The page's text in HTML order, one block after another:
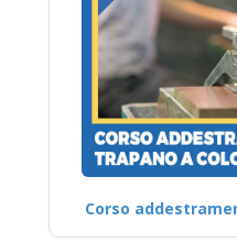
Corso